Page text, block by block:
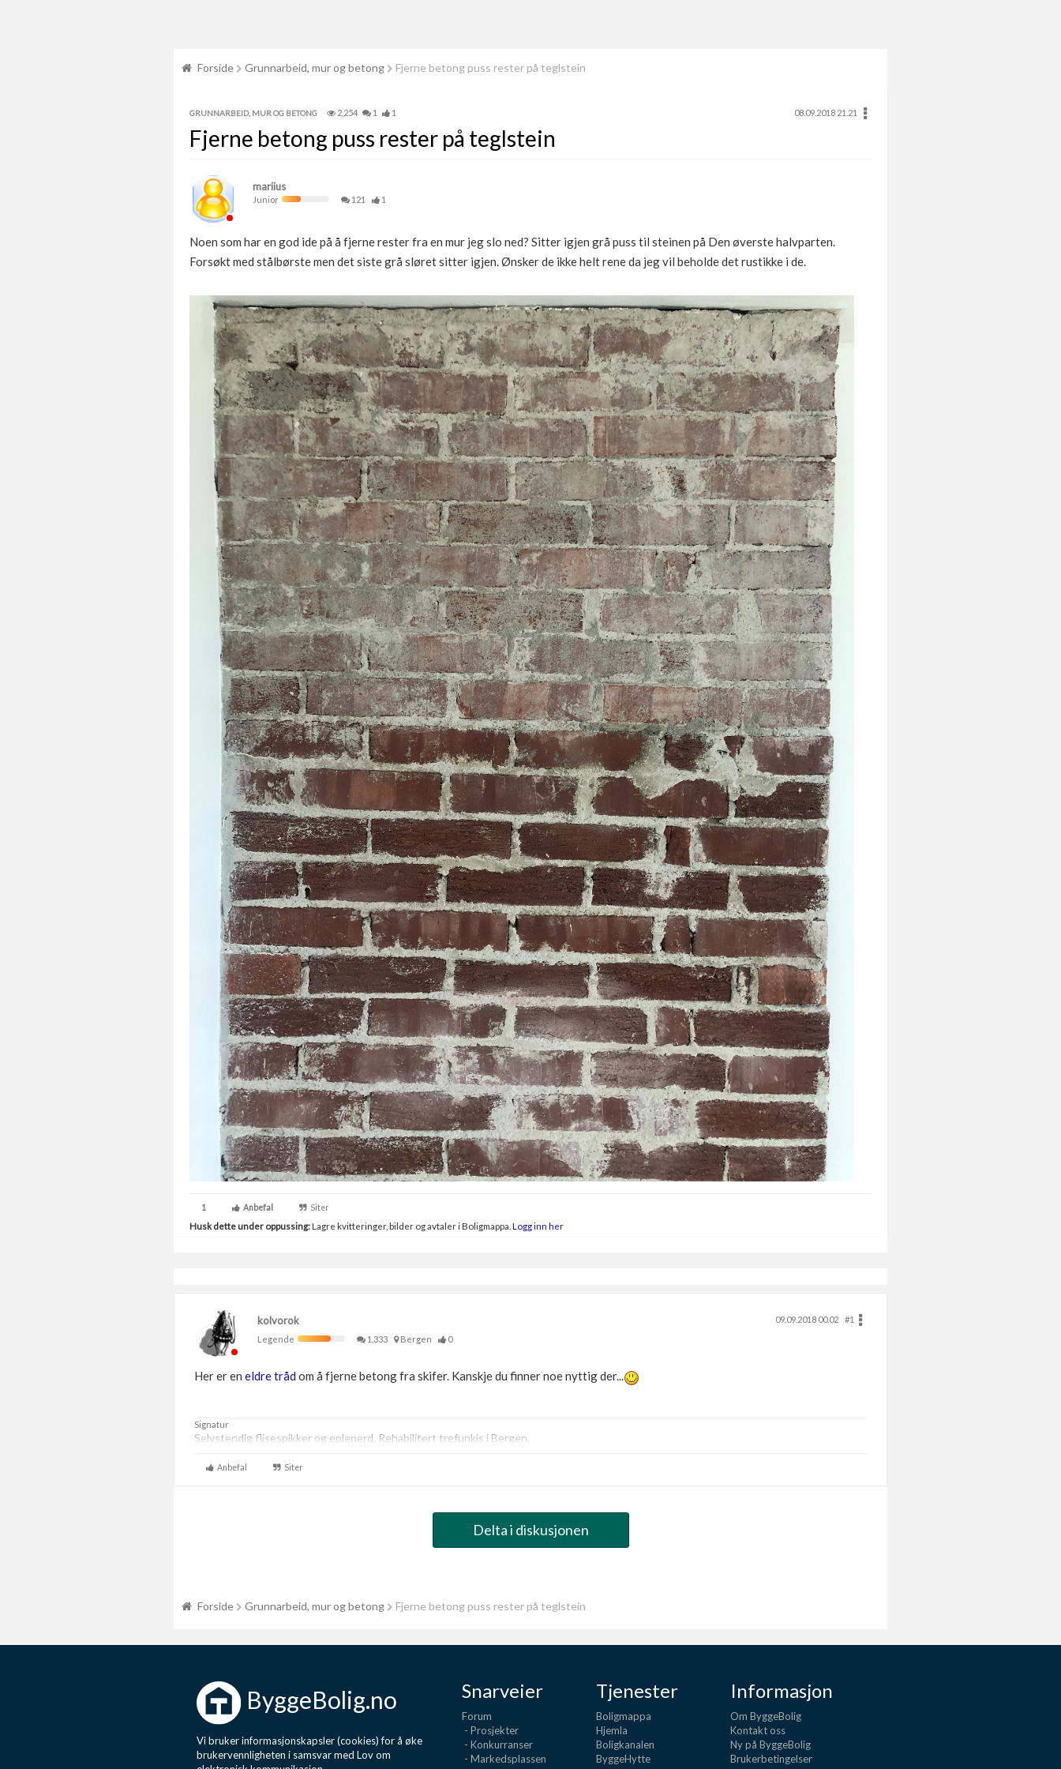
Forside Grunnarbeid, mur og betong Fjerne betong puss rester på teglstein
GRUNNARBEID, MUR OG BETONG 2,254 1 1 08.09.2018 21.21
Fjerne betong puss rester på teglstein
mariius
Junior 121 1
Noen som har en god ide på å fjerne rester fra en mur jeg slo ned? Sitter igjen grå puss til steinen på Den øverste halvparten.
Forsøkt med stålbørste men det siste grå sløret sitter igjen. Ønsker de ikke helt rene da jeg vil beholde det rustikke i de.
1 Anbefal Siter
Husk dette under oppussing:Lagre kvitteringer, bilder og avtaler i Boligmappa. Logg inn her
kolvorok 09.09.2018 00.02
#1
Legende
1,333 Bergen 0
Her er en eldre tråd om å fjerne betong fra skifer. Kanskje du finner noe nyttig der...
Signatur
Selvstendig flisespikker og eplenerd. Rehabilitert trefunkis i Bergen.
Anbefal Siter
Delta i diskusjonen
Forside Grunnarbeid, mur og betong Fjerne betong puss rester på teglstein
ByggeBolig.no
Vi bruker informasjonskapsler (cookies) for å øke
brukervennligheten i samsvar med Lov om
Snarveier
Forum
- Prosjekter
- Konkurranser
- Markedsplassen
Tjenester
Boligmappa
Hjemla
Boligkanalen
ByggeHytte
Informasjon
Om ByggeBolig
Kontakt oss
Ny på ByggeBolig
Brukerbetingelser